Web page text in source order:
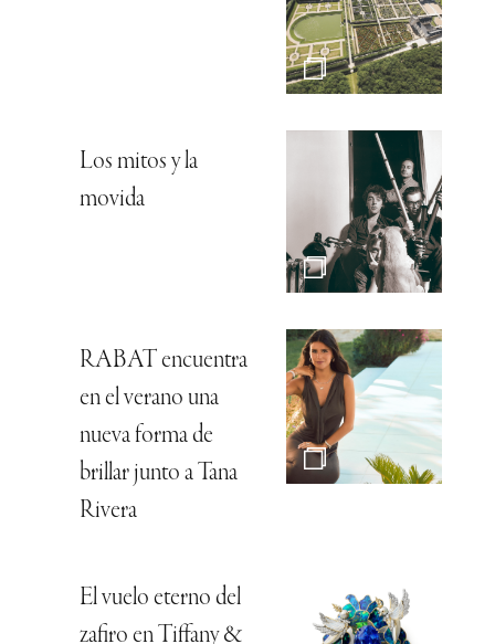
Los mitos y la
movida
RABAT encuentra
en el verano una
nueva forma de
brillar junto a Tana
Rivera
El vuelo eterno del
zafiro en Tiffany &